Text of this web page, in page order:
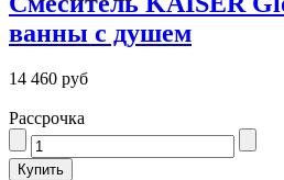
ванны с душем
14 460 руб
Рассрочка